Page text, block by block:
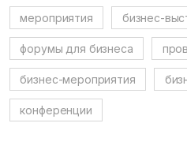
мероприятия бизнес-
форумы для бизнеса
бизнес-мероприятия
конференции